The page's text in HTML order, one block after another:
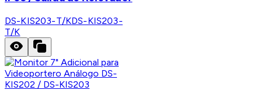
DS-KIS203-T/KDS-KIS203-
T/K